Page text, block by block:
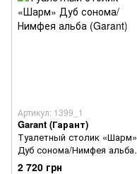
Артикул: 1399_1
Garant (Гарант)
Туалетный столик «Шарм»
Дуб сонома/Нимфея альба
(Garant)
2 720 грн